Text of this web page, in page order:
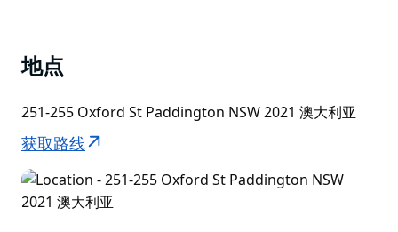
地点
251-255 Oxford St Paddington NSW 2021 澳大利亚
获取路线